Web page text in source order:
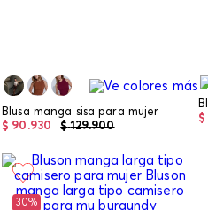
Blusa manga sisa para mujer
$ 129.900
$ 90 .930
$
30%